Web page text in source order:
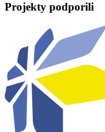
Projekty podporili